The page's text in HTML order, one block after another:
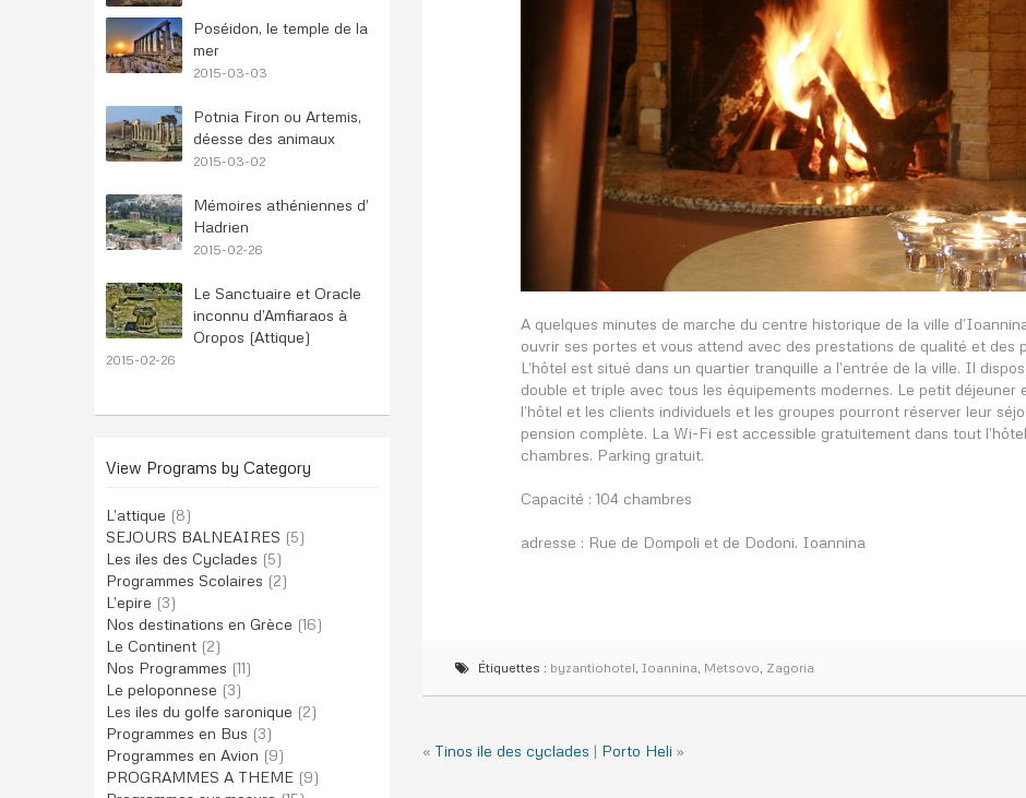
Poséidon, le temple de la
mer
2015-03-03
Potnia Firon ou Artemis,
déesse des animaux
2015-03-02
Mémoires athéniennes d’
Hadrien
2015-02-26
Le Sanctuaire et Oracle
inconnu d’Amfiaraos à
Oropos (Attique)
2015-02-26
View Programs by Category
L’attique (8)
SEJOURS BALNEAIRES (5)
Les iles des Cyclades (5)
Programmes Scolaires (2)
L’epire (3)
Nos destinations en Grèce (16)
Le Continent (2)
Nos Programmes (11)
Le peloponnese (3)
Les iles du golfe saronique (2)
Programmes en Bus (3)
Programmes en Avion (9)
PROGRAMMES A THEME (9)
A quelques minutes de marche du centre historique de la ville
ouvrir ses portes et vous attend avec des prestations de qualité et des
L’hôtel est situé dans un quartier tranquille a l’entrée de la ville. Il
double et triple avec tous les équipements modernes. Le petit déjeuner
l’hôtel et les clients individuels et les groupes pourront réserver leur
pension complète. La Wi-Fi est accessible gratuitement dans tout
chambres. Parking gratuit.
Capacité : 104 chambres
adresse : Rue de Dompoli et de Dodoni. Ioannina
Étiquettes : byzantiohotel, Ioannina, Metsovo, Zagoria
« Tinos ile des cyclades | Porto Heli »